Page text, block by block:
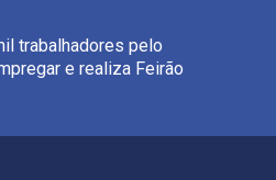
trabalhadores pelo
e realiza Feirão